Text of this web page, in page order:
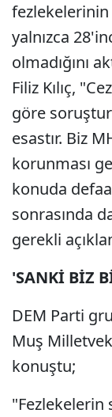
yalnızca
olmadığını
Filiz Kılıç,
göre
esastır. Biz
korunması
konuda
sonrasında
gerekli
'SANKİ BİZ
DEM Parti
Muş
konuştu;
"Fezlekelerin